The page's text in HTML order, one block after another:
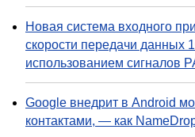
Новая система входного
скорости передачи данных
использованием сигналов
Google внедрит в Android
контактами, — как